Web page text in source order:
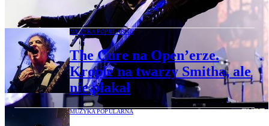
MUZYKA POPULARNA
The Cure na Open’erze.
Krople na twarzy Smitha, ale
nie płakał
MUZYKA POPULARNA